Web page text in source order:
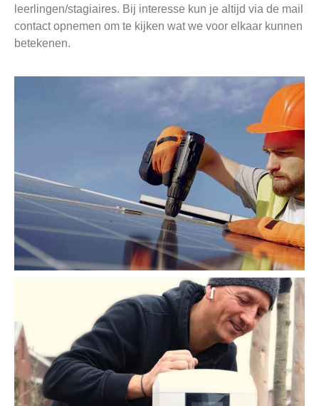
leerlingen/stagiaires. Bij interesse kun je altijd via de mail
contact opnemen om te kijken wat we voor elkaar kunnen
betekenen.